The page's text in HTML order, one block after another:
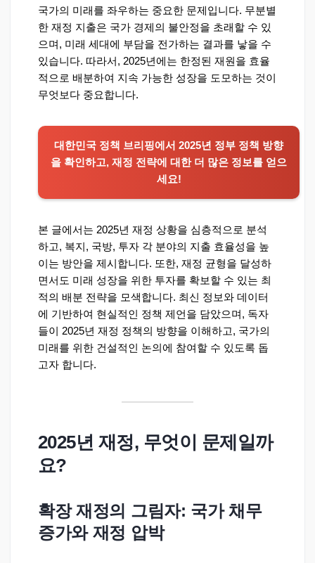
국가의 미래를 좌우하는 중요한 문제입니다. 무분별
한 재정 지출은 국가 경제의 불안정을 초래할 수 있
으며, 미래 세대에 부담을 전가하는 결과를 낳을 수
있습니다. 따라서, 2025년에는 한정된 재원을 효율
적으로 배분하여 지속 가능한 성장을 도모하는 것이
무엇보다 중요합니다.
대한민국 정책 브리핑에서 2025년 정부 정책 방향
을 확인하고, 재정 전략에 대한 더 많은 정보를 얻으
세요!
본 글에서는 2025년 재정 상황을 심층적으로 분석
하고, 복지, 국방, 투자 각 분야의 지출 효율성을 높
이는 방안을 제시합니다. 또한, 재정 균형을 달성하
면서도 미래 성장을 위한 투자를 확보할 수 있는 최
적의 배분 전략을 모색합니다. 최신 정보와 데이터
에 기반하여 현실적인 정책 제언을 담았으며, 독자
들이 2025년 재정 정책의 방향을 이해하고, 국가의
미래를 위한 건설적인 논의에 참여할 수 있도록 돕
고자 합니다.
2025년 재정, 무엇이 문제일까
요?
확장 재정의 그림자: 국가 채무
증가와 재정 압박